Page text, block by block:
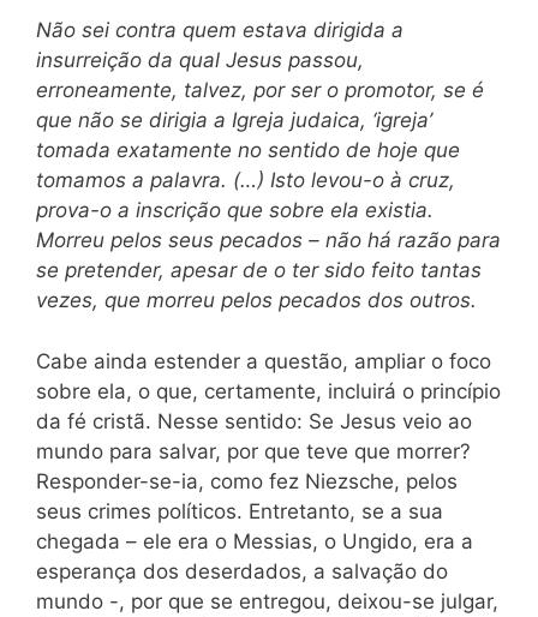
Não sei contra quem estava dirigida a
insurreição da qual Jesus passou,
erroneamente, talvez, por ser o promotor, se é
que não se dirigia a Igreja judaica, ‘igreja’
tomada exatamente no sentido de hoje que
tomamos a palavra. (…) Isto levou-o à cruz,
prova-o a inscrição que sobre ela existia.
Morreu pelos seus pecados – não há razão para
se pretender, apesar de o ter sido feito tantas
vezes, que morreu pelos pecados dos outros.
Cabe ainda estender a questão, ampliar o foco
sobre ela, o que, certamente, incluirá o princípio
da fé cristã. Nesse sentido: Se Jesus veio ao
mundo para salvar, por que teve que morrer?
Responder-se-ia, como fez Niezsche, pelos
seus crimes políticos. Entretanto, se a sua
chegada – ele era o Messias, o Ungido, era a
esperança dos deserdados, a salvação do
mundo -, por que se entregou, deixou-se julgar,